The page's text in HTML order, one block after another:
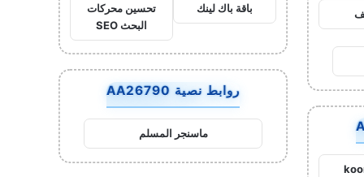
باقة باك لينك
تحسين محركات
البحث SEO
روابط نصية AA26790
ماسنجر المسلم